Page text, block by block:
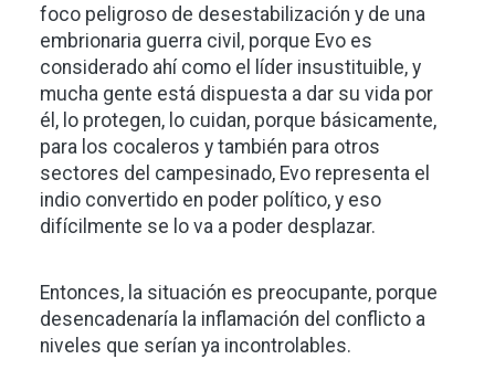
foco peligroso de desestabilización y de una
embrionaria guerra civil, porque Evo es
considerado ahí como el líder insustituible, y
mucha gente está dispuesta a dar su vida por
él, lo protegen, lo cuidan, porque básicamente,
para los cocaleros y también para otros
sectores del campesinado, Evo representa el
indio convertido en poder político, y eso
difícilmente se lo va a poder desplazar.
Entonces, la situación es preocupante, porque
desencadenaría la inflamación del conflicto a
niveles que serían ya incontrolables.